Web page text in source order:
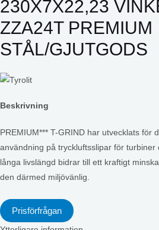
230X7X22,23
ZZA24T PREMIUM
STÅL/GJUTGODS
Beskrivning
PREMIUM*** T-GRIND har utvecklats för
användning på tryckluftsslipar för turbiner
långa livslängd bidrar till ett kraftigt
den därmed miljövänlig.
Prisförfrågan